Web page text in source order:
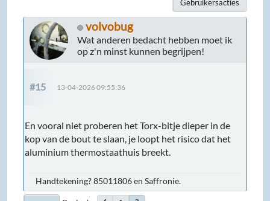
Gebruikersacties
volvobug
Wat anderen bedacht hebben moet ik
op z'n minst kunnen begrijpen!
#15 13-04-2026 09:55:36
En vooral niet proberen het Torx-bitje dieper in de
kop van de bout te slaan, je loopt het risico dat het
aluminium thermostaathuis breekt.
Handtekening? 85011806 en Saffronie.